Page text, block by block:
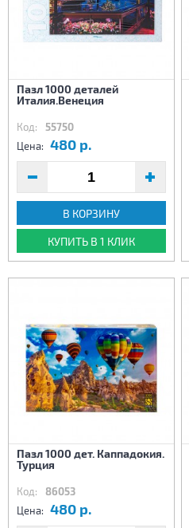
Пазл 1000 деталей
Италия.Венеция
Код: 55750
Цена: 480 р.
В КОРЗИНУ
КУПИТЬ В 1 КЛИК
Пазл 1000 дет. Каппадокия.
Турция
Код: 86053
Цена: 480 р.